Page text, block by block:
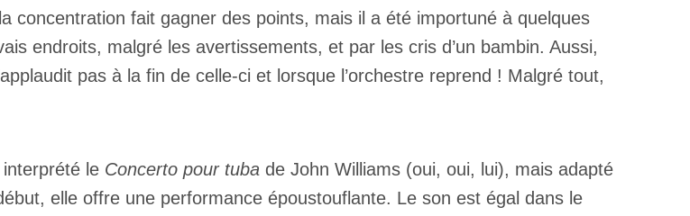
concentration fait gagner des points, mais il a été importuné à quelques
endroits, malgré les avertissements, et par les cris d’un bambin. Aussi,
pas à la fin de celle-ci et lorsque l’orchestre reprend ! Malgré tout,
interprété le Concerto pour tuba de John Williams (oui, oui, lui), mais adapté
elle offre une performance époustouflante. Le son est égal dans le